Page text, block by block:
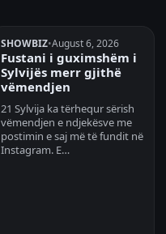
SHOWBIZ•August 6, 2026
Fustani i guximshëm i
Sylvijës merr gjithë
vëmendjen
21 Sylvija ka tërhequr sërish
vëmendjen e ndjekësve me
postimin e saj më të fundit në
Instagram. E…